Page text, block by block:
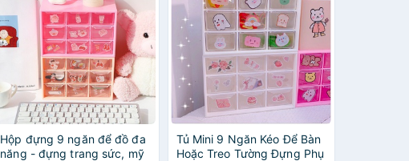
Hộp đựng 9 ngăn để đồ đa
năng - đựng trang sức, mỹ
Tủ Mini 9 Ngăn Kéo Để Bàn
Hoặc Treo Tường Đựng Phụ